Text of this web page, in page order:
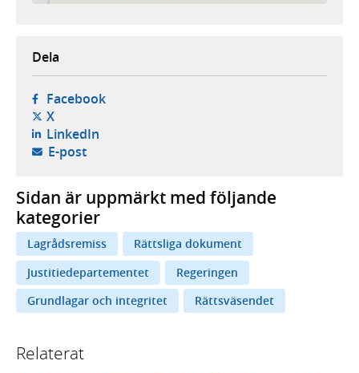
Dela
Facebook- öppnas i ny flik, extern webbplats,
X- öppnas i ny flik, extern webbplats,
LinkedIn- öppnas i ny flik, extern webbplats,
E-post- öppnar din e-postklient,
Sidan är uppmärkt med följande
kategorier
Lagrådsremiss
Rättsliga dokument
Justitiedepartementet
Regeringen
Grundlagar och integritet
Rättsväsendet
Relaterat